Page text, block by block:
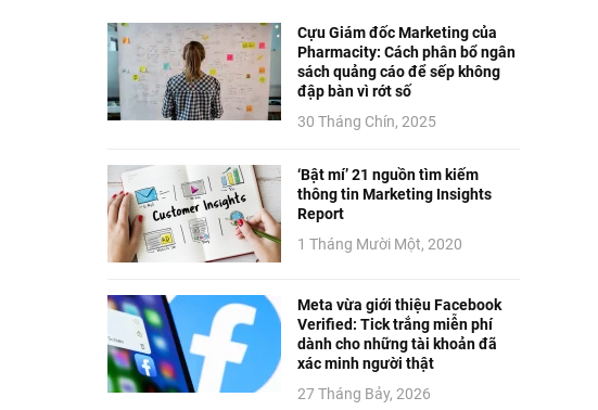
Cựu Giám đốc Marketing của
Pharmacity: Cách phân bổ ngân
sách quảng cáo để sếp không
đập bàn vì rớt số
30 Tháng Chín, 2025
‘Bật mí’ 21 nguồn tìm kiếm
thông tin Marketing Insights
Report
1 Tháng Mười Một, 2020
Meta vừa giới thiệu Facebook
Verified: Tick trắng miễn phí
dành cho những tài khoản đã
xác minh người thật
27 Tháng Bảy, 2026